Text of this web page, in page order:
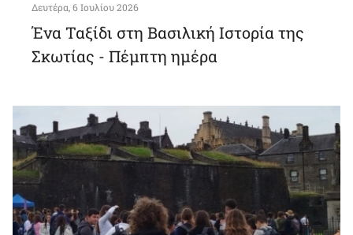
Δευτέρα, 6 Ιουλίου 2026
Ένα Ταξίδι στη Βασιλική Ιστορία της
Σκωτίας - Πέμπτη ημέρα